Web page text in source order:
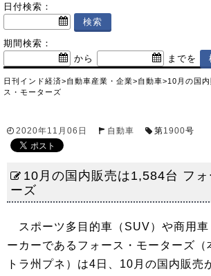
日付検索：
期間検索：
から
までを
日刊インド経済>自動車産業・企業>自動車>10月の国
ス・モーターズ
2020年11月06日 自動車 第1900号
10月の国内販売は1,584台 フォ
ーズ
スポーツ多目的車（SUV）や商用車
ーカーであるフォース・モーターズ（
トラ州プネ）は4日、10月の国内販売